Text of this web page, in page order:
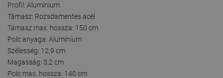
Profil: Alumínium
Támasz: Rozsdamentes acél
Támasz max. hossza: 150 cm
Polc anyaga: Alumínium
Szélesség: 12,9 cm
Magasság: 3,2 cm
Polc max. hossza: 140 cm